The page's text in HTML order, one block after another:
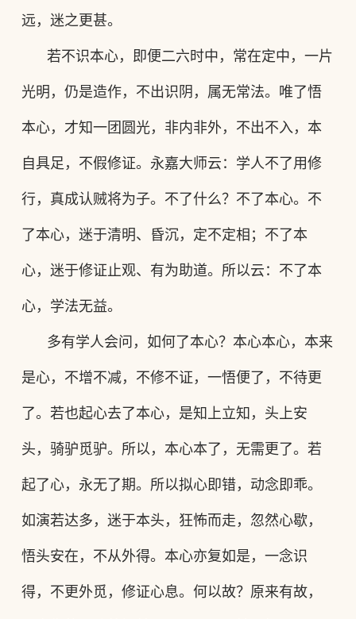
远，迷之更甚。
若不识本心，即便二六时中，常在定中，一片
光明，仍是造作，不出识阴，属无常法。唯了悟
本心，才知一团圆光，非内非外，不出不入，本
自具足，不假修证。永嘉大师云：学人不了用修
行，真成认贼将为子。不了什么？不了本心。不
了本心，迷于清明、昏沉，定不定相；不了本
心，迷于修证止观、有为助道。所以云：不了本
心，学法无益。
多有学人会问，如何了本心？本心本心，本来
是心，不增不减，不修不证，一悟便了，不待更
了。若也起心去了本心，是知上立知，头上安
头，骑驴觅驴。所以，本心本了，无需更了。若
起了心，永无了期。所以拟心即错，动念即乖。
如演若达多，迷于本头，狂怖而走，忽然心歇，
悟头安在，不从外得。本心亦复如是，一念识
得，不更外觅，修证心息。何以故？原来有故，